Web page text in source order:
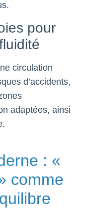
pour
circulation
d’accidents,
adaptées, ainsi
: «
comme